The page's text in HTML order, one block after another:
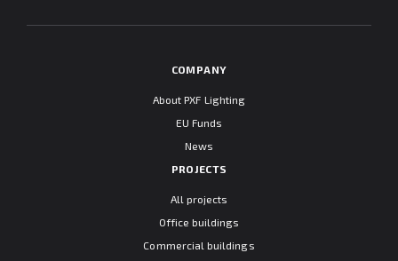
COMPANY
About PXF Lighting
EU Funds
News
PROJECTS
All projects
Office buildings
Commercial buildings